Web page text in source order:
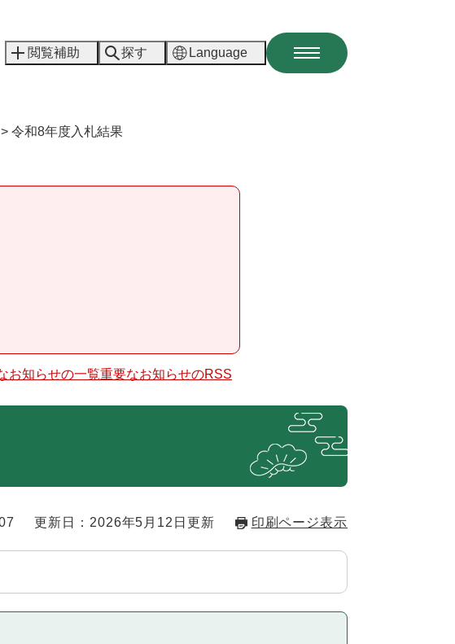
閲覧補助 探す Language
> 令和8年度入札結果
お知らせの一覧重要なお知らせのRSS
更新日：2026年5月12日更新 印刷ページ表示